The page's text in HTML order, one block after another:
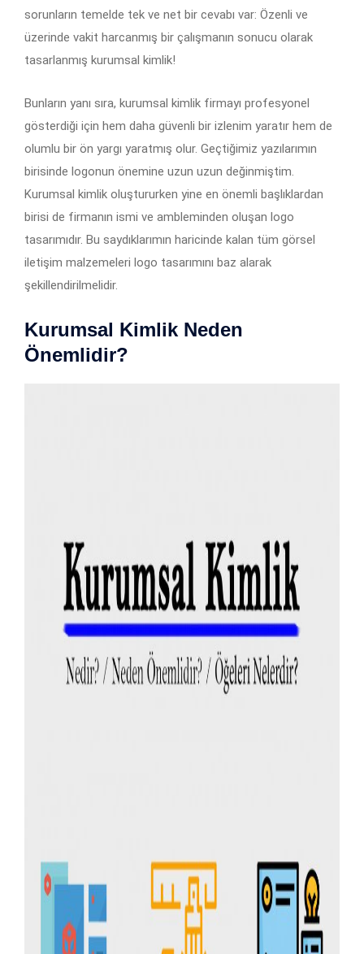
sorunların temelde tek ve net bir cevabı var: Özenli ve
üzerinde vakit harcanmış bir çalışmanın sonucu olarak
tasarlanmış kurumsal kimlik!
Bunların yanı sıra, kurumsal kimlik firmayı profesyonel
gösterdiği için hem daha güvenli bir izlenim yaratır hem de
olumlu bir ön yargı yaratmış olur. Geçtiğimiz yazılarımın
birisinde logonun önemine uzun uzun değinmiştim.
Kurumsal kimlik oluştururken yine en önemli başlıklardan
birisi de firmanın ismi ve ambleminden oluşan logo
tasarımıdır. Bu saydıklarımın haricinde kalan tüm görsel
iletişim malzemeleri logo tasarımını baz alarak
şekillendirilmelidir.
Kurumsal Kimlik Neden
Önemlidir?